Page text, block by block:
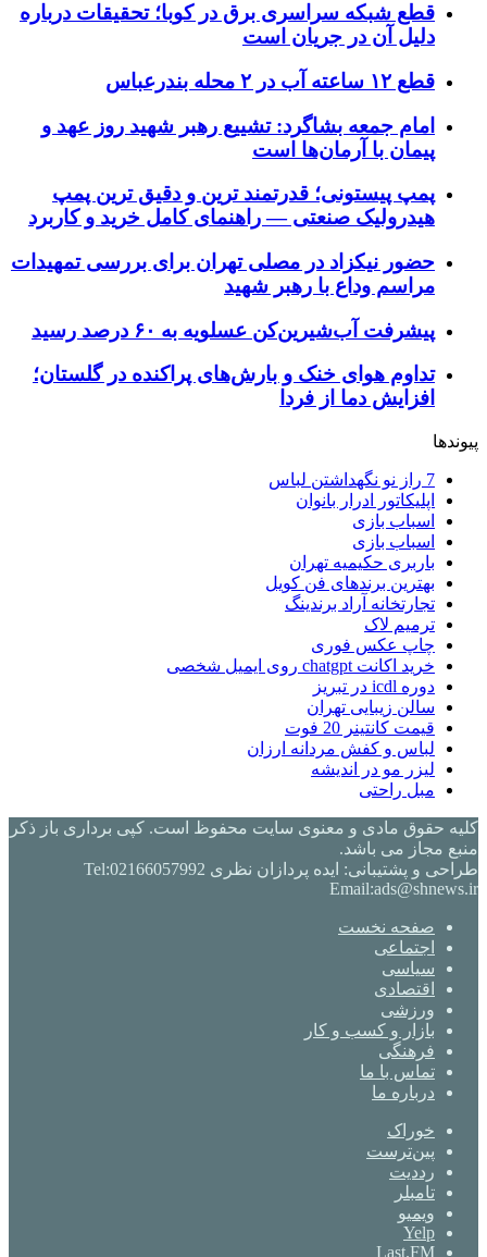
قطع شبکه سراسری برق در کوبا؛ تحقیقات درباره
دلیل آن در جریان است
قطع ۱۲ ساعته آب در ۲ محله بندرعباس
امام جمعه بشاگرد: تشییع رهبر شهید روز عهد و
پیمان با آرمان‌ها است
پمپ پیستونی؛ قدرتمند ترین و دقیق‌ ترین پمپ
هیدرولیک صنعتی — راهنمای کامل خرید و کاربرد
حضور نیکزاد در مصلی تهران برای بررسی تمهیدات
مراسم وداع با رهبر شهید
پیشرفت آب‌شیرین‌کن عسلویه به ۶۰ درصد رسید
تداوم هوای خنک و بارش‌های پراکنده در گلستان؛
افزایش دما از فردا
پیوندها
7 راز نو نگهداشتن لباس
اپلیکاتور ادرار بانوان
اسباب بازی
اسباب بازی
باربری حکیمیه تهران
بهترین برندهای فن کویل
تجارتخانه آراد برندینگ
ترمیم لاک
چاپ عکس فوری
خرید اکانت chatgpt روی ایمیل شخصی
دوره icdl در تبریز
سالن زیبایی تهران
قیمت کانتینر 20 فوت
لباس و کفش مردانه ارزان
لیزر مو در اندیشه
مبل راحتی
کلیه حقوق مادی و معنوی سایت محفوظ است. کپی برداری باز ذکر
منبع مجاز می باشد.
طراحی و پشتیبانی: ایده پردازان نظری Tel:02166057992
Email:ads@shnews.ir
صفحه نخست
اجتماعی
سیاسی
اقتصادی
ورزشی
بازار و کسب و کار
فرهنگی
تماس با ما
درباره ما
خوراک
‫پین‌ترست
‫رددیت
‫تامبلر
ویمیو
Yelp
Last.FM